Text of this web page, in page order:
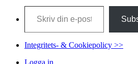
Skriv din e-post …
Integritets- & Cookiepolicy >>
Logga in